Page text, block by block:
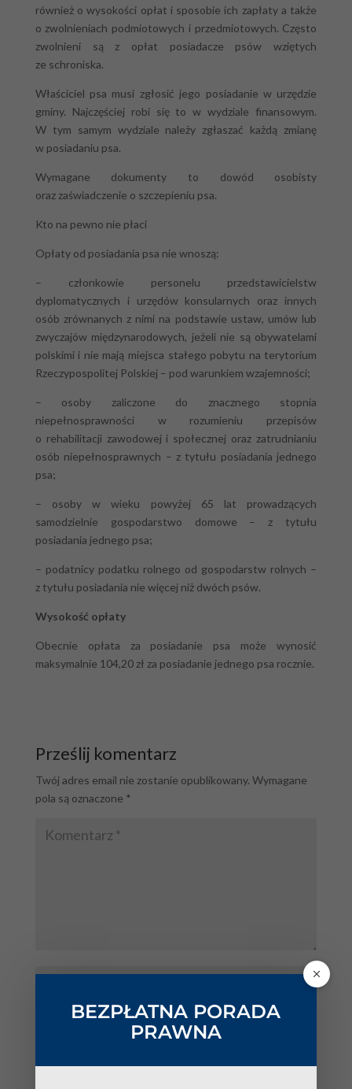
również o wysokości opłat i sposobie ich zapłaty a także
o zwolnieniach podmiotowych i przedmiotowych. Często
zwolnieni są z opłat posiadacze psów wziętych
ze schroniska.
Właściciel psa musi zgłosić jego posiadanie w urzędzie
gminy. Najczęściej robi się to w wydziale finansowym.
W tym samym wydziale należy zgłaszać każdą zmianę
w posiadaniu psa.
Wymagane dokumenty to dowód osobisty
oraz zaświadczenie o szczepieniu psa.
Kto na pewno nie płaci
Opłaty od posiadania psa nie wnoszą:
– członkowie personelu przedstawicielstw
dyplomatycznych i urzędów konsularnych oraz innych
osób zrównanych z nimi na podstawie ustaw, umów lub
zwyczajów międzynarodowych, jeżeli nie są obywatelami
polskimi i nie mają miejsca stałego pobytu na terytorium
Rzeczypospolitej Polskiej – pod warunkiem wzajemności;
– osoby zaliczone do znacznego stopnia
niepełnosprawności w rozumieniu przepisów
o rehabilitacji zawodowej i społecznej oraz zatrudnianiu
osób niepełnosprawnych – z tytułu posiadania jednego
psa;
– osoby w wieku powyżej 65 lat prowadzących
samodzielnie gospodarstwo domowe – z tytułu
posiadania jednego psa;
– podatnicy podatku rolnego od gospodarstw rolnych –
z tytułu posiadania nie więcej niż dwóch psów.
Wysokość opłaty
Obecnie opłata za posiadanie psa może wynosić
maksymalnie 104,20 zł za posiadanie jednego psa rocznie.
Prześlij komentarz
Twój adres email nie zostanie opublikowany. Wymagane
pola są oznaczone *
BEZPŁATNA PORADA
PRAWNA